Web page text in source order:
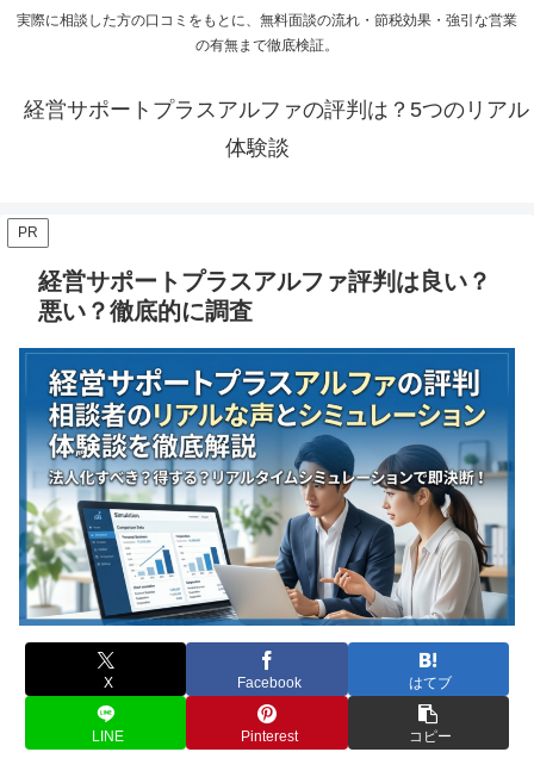
実際に相談した方の口コミをもとに、無料面談の流れ・節税効果・強引な営業
の有無まで徹底検証。
経営サポートプラスアルファの評判は？5つのリアル
体験談
PR
経営サポートプラスアルファ評判は良い？
悪い？徹底的に調査
X Facebook はてブ
LINE Pinterest コピー